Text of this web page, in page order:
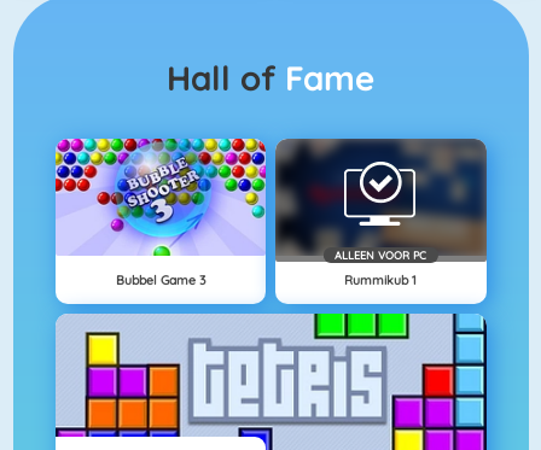
Hall of Fame
Bubbel Game 3
ALLEEN VOOR PC
Rummikub 1